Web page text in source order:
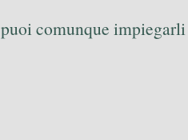
comunque impiegarli